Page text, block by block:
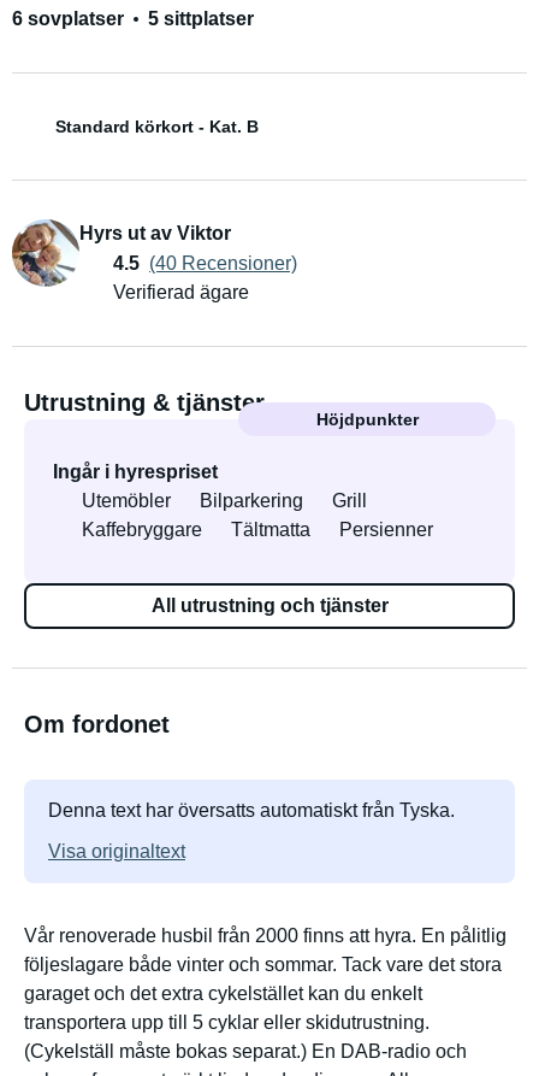
6 sovplatser 5 sittplatser
Standard körkort - Kat. B
Hyrs ut av Viktor
4.5 (40 Recensioner)
Verifierad ägare
Utrustning & tjänster
Höjdpunkter
Ingår i hyrespriset
Utemöbler
Bilparkering
Grill
Kaffebryggare
Tältmatta Persienner
All utrustning och tjänster
Om fordonet
Denna text har översatts automatiskt från Tyska.
Visa originaltext
Vår renoverade husbil från 2000 finns att hyra. En pålitlig
följeslagare både vinter och sommar. Tack vare det stora
garaget och det extra cykelstället kan du enkelt
transportera upp till 5 cyklar eller skidutrustning.
(Cykelställ måste bokas separat.) En DAB-radio och